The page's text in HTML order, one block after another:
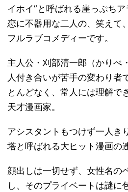
イホイ”と呼ばれる崖っぷち
恋に不器用な二人の、笑えて
フルラブコメディーです。
主人公・刈部清一郎（かりべ
人付き合いが苦手の変わり者
とんどなく、常人には理解で
天才漫画家。
アシスタントもつけず一人き
塔と呼ばれる大ヒット漫画の
顔出しは一切せず、女性名の
し、そのプライベートは謎に